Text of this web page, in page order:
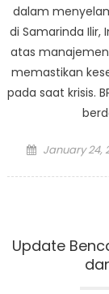
dalam
di Samarinda Ilir,
atas
memastikan
pada saat krisis.
Posted
January 24,
Update